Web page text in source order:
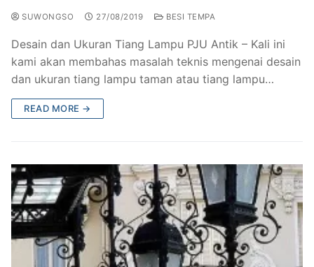
Ranjang Besi Tempa Klasik
Tiang Lampu PJU Antik
Pengecoran Logam Jakarta
Alat Fitness Outdoor Murah
SUWONGSO 27/08/2019 BESI TEMPA
Desain dan Ukuran Tiang Lampu PJU Antik – Kali ini
kami akan membahas masalah teknis mengenai desain
dan ukuran tiang lampu taman atau tiang lampu…
READ MORE →